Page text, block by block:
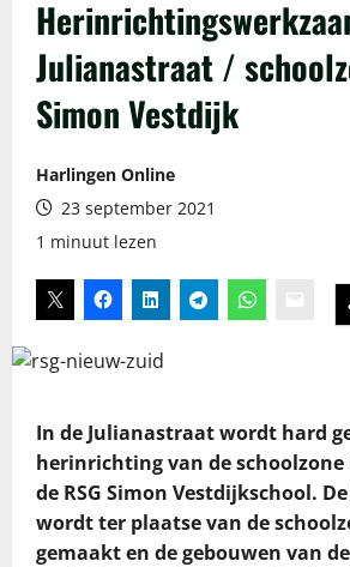
Julianastraat /
Simon Vestdijk
Harlingen Online
23 september 2021
1 minuut lezen
In de Julianastraat wordt hard
herinrichting van de schoolzone
de RSG Simon Vestdijkschool.
wordt ter plaatse van de
gemaakt en de gebouwen van